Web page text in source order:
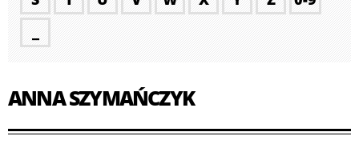
ANNA SZYMAŃCZYK